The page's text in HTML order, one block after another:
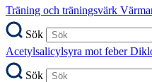
Träning och träningsvärk
Sök
Acetylsalicylsyra mot feber
Sök